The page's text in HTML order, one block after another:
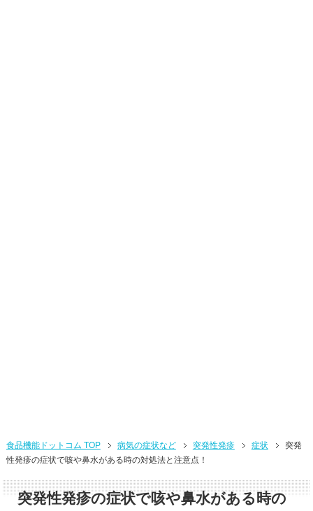
食品機能ドットコム TOP 病気の症状など 突発性発疹 症状
突発
性発疹の症状で咳や鼻水がある時の対処法と注意点！
突発性発疹の症状で咳や鼻水がある時の